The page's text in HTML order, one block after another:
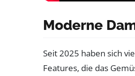
Moderne
Seit 2025 haben sich
Features, die das